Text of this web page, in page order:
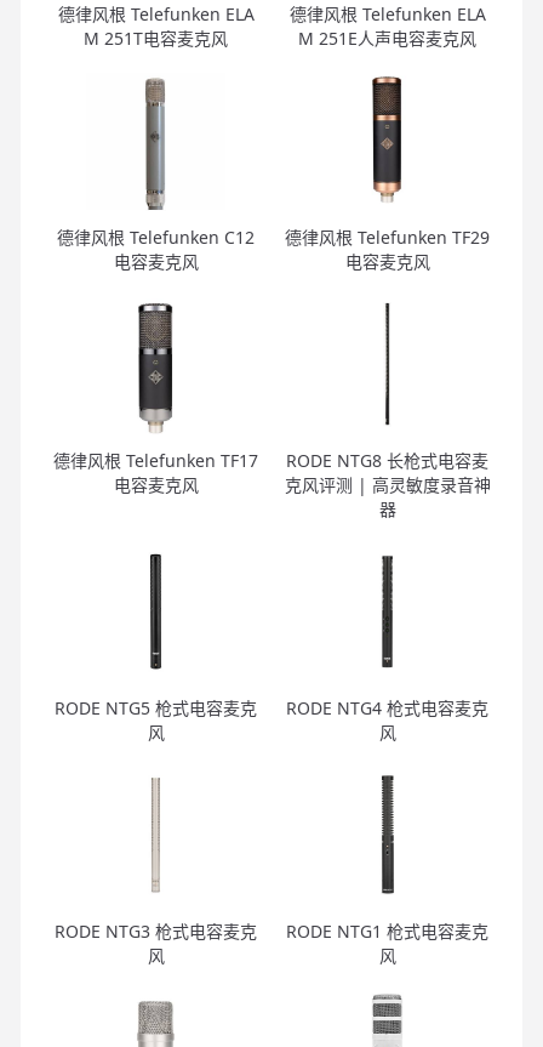
德律风根 Telefunken ELA
M 251T电容麦克风
德律风根 Telefunken ELA
M 251E人声电容麦克风
德律风根 Telefunken C12
电容麦克风
德律风根 Telefunken TF29
电容麦克风
德律风根 Telefunken TF17
电容麦克风
RODE NTG8 长枪式电容麦
克风评测 | 高灵敏度录音神
器
RODE NTG5 枪式电容麦克
风
RODE NTG4 枪式电容麦克
风
RODE NTG3 枪式电容麦克
风
RODE NTG1 枪式电容麦克
风